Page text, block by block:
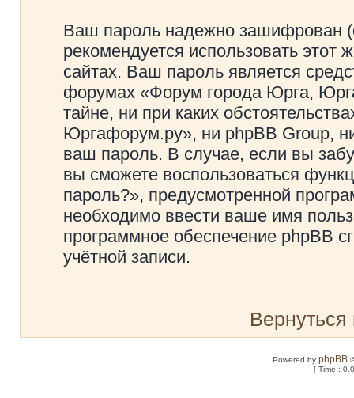
Ваш пароль надежно зашифрован
рекомендуется использовать этот
сайтах. Ваш пароль является
форумах «Форум города Юрга,
тайне, ни при каких
Юргафорум.ру», ни phpBB Group,
ваш пароль. В случае, если вы
вы сможете воспользоваться
пароль?», предусмотренной
необходимо ввести ваше имя
программное обеспечение phpBB
учётной записи.
Вернуться
Powered byphpBB
[ Time :